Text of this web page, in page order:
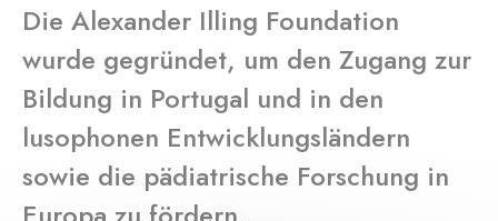
Die Alexander Illing Foundation
wurde gegründet, um den Zugang zur
Bildung in Portugal und in den
lusophonen Entwicklungsländern
sowie die pädiatrische Forschung in